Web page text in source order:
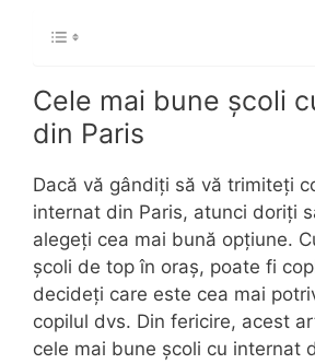
Cele mai bune școli
din Paris
Dacă vă gândiți să vă trimiteți
internat din Paris, atunci doriți
alegeți cea mai bună opțiune.
școli de top în oraș, poate fi
decideți care este cea mai
copilul dvs. Din fericire, acest
cele mai bune școli cu internat